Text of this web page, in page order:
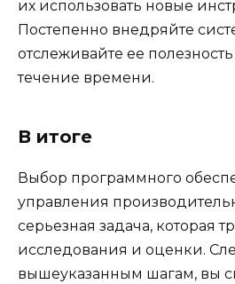
их использовать новые
Постепенно внедряйте
отслеживайте ее
течение времени.
В итоге
Выбор программного
управления
серьезная задача, которая
исследования и оценки.
вышеуказанным шагам, вы